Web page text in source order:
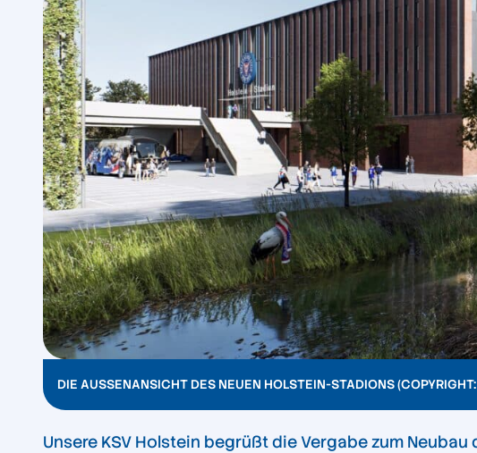
DIE AUSSENANSICHT DES NEUEN HOLSTEIN-STADIONS
Unsere KSV Holstein begrüßt die Vergabe zum